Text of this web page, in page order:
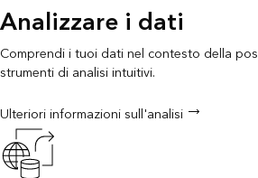
Analizzare i dati
Comprendi i tuoi dati nel contesto della
strumenti di analisi intuitivi.
Ulteriori informazioni sull'analisi